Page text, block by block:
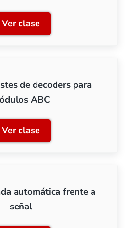
Ver claseClase 2: Módulo BM1
de decoders para
ABC
Ver claseClase 3: Ajustes de
automática frente a
señal